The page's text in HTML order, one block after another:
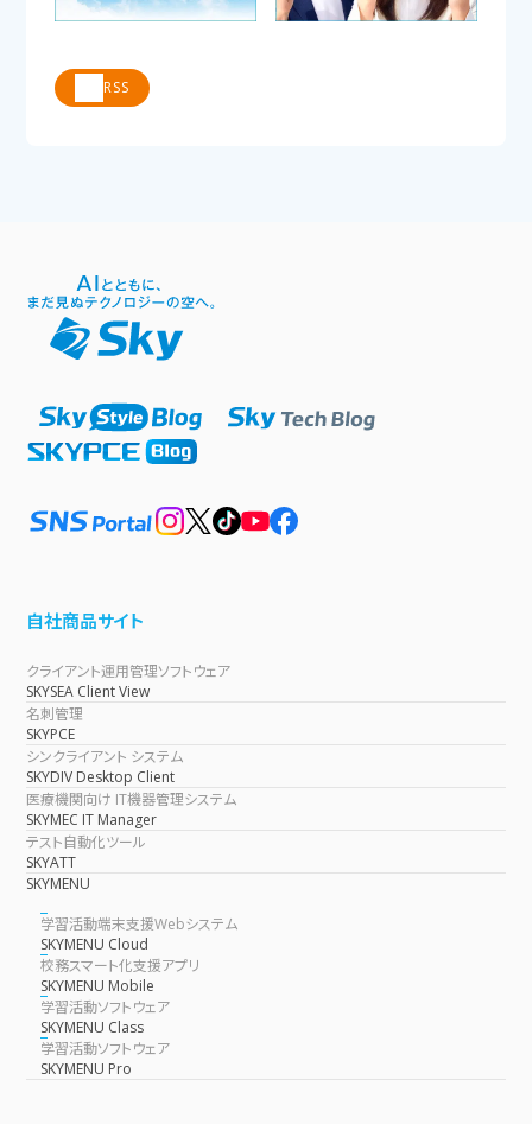
RSS
自社商品サイト
クライアント運用管理ソフトウェア
SKYSEA Client View
名刺管理
SKYPCE
シンクライアント システム
SKYDIV Desktop Client
医療機関向け IT機器管理システム
SKYMEC IT Manager
テスト自動化ツール
SKYATT
SKYMENU
学習活動端末支援Webシステム
SKYMENU Cloud
校務スマート化支援アプリ
SKYMENU Mobile
学習活動ソフトウェア
SKYMENU Class
学習活動ソフトウェア
SKYMENU Pro